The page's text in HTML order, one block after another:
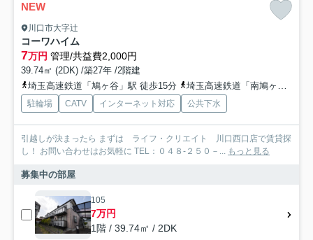
NEW
川口市大字辻
コーワハイム
7万円 管理/共益費2,000円
39.74㎡ (2DK) /築27年 /2階建
埼玉高速鉄道「鳩ヶ谷」駅 徒歩15分
埼玉高速鉄道「南鳩ヶ谷」駅 徒歩20分
駐輪場 CATV インターネット対応 公共下水
引越しが決まったら まずは ライフ・クリエイト 川口西口店で賃貸探
し！ お問い合わせはお気軽に TEL：０４８-２５０－... もっと見る
募集中の部屋
105
7万円
1階 / 39.74㎡ / 2DK